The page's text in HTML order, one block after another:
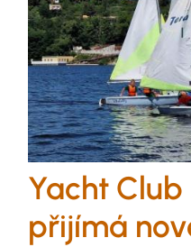
Yacht Club
přijímá